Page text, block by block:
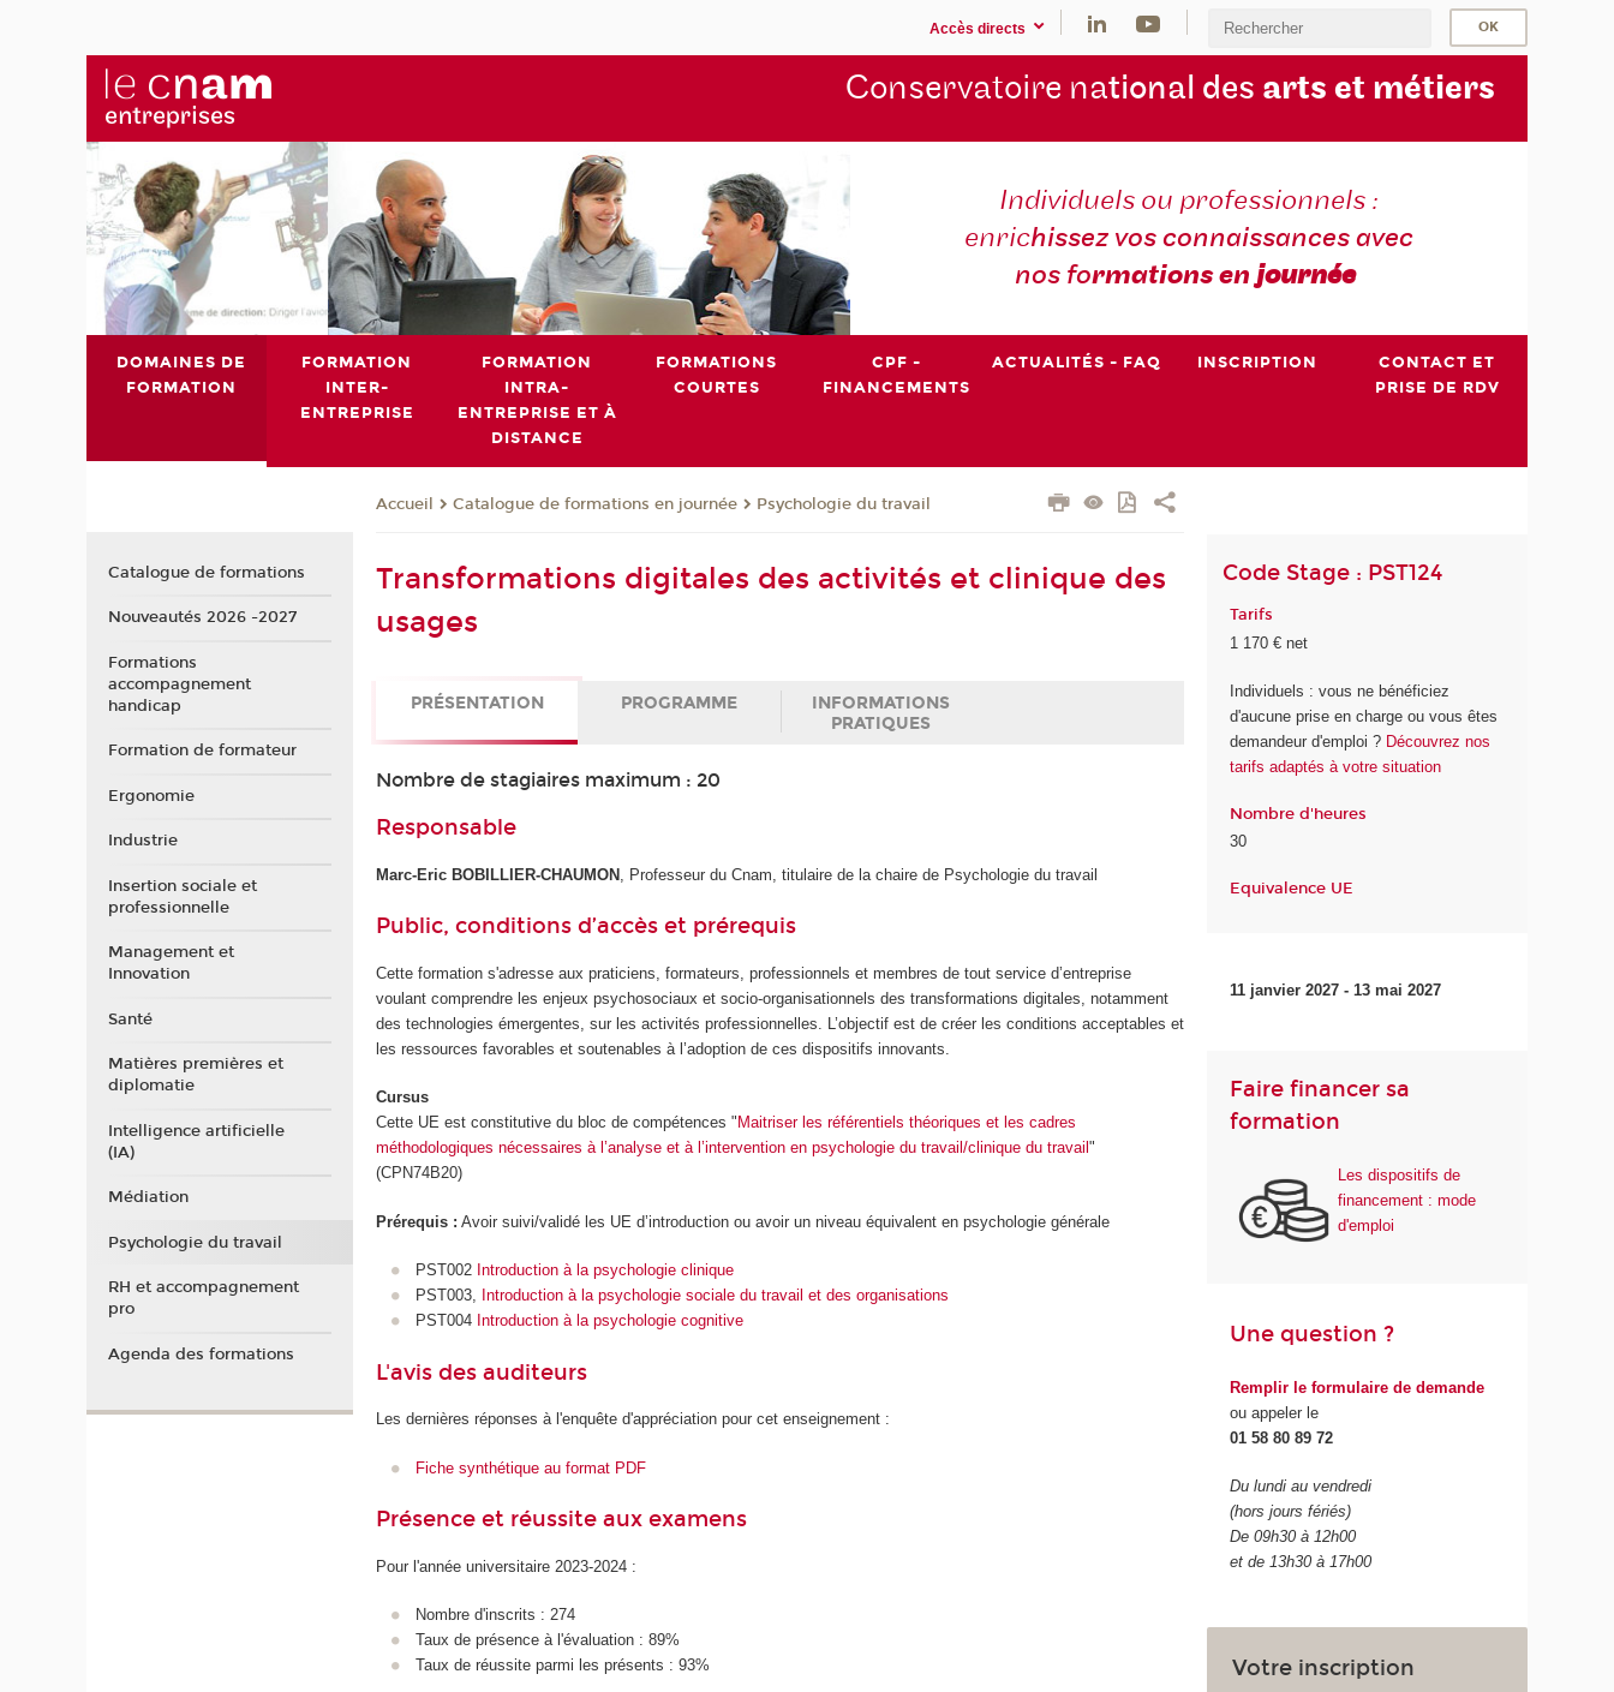
Accès directs
Conservatoire national des arts et métiers
Individuels ou professionnels :
enrichissez vos connaissances avec
nos formations enjournée
DOMAINES DE
FORMATION
FORMATION
INTER-
ENTREPRISE
FORMATION
INTRA-
ENTREPRISE ET À
DISTANCE
FORMATIONS
COURTES
CPF -
FINANCEMENTS
ACTUALITÉS - FAQ INSCRIPTION
CONTACT ET
PRISE DE RDV
Accueil Catalogue de formations en journée Psychologie du travail
Transformations digitales des activités et clinique des
usages
PRÉSENTATION PROGRAMME
INFORMATIONS
PRATIQUES
Nombre de stagiaires maximum : 20
Responsable
Marc-Eric BOBILLIER-CHAUMON , Professeur du Cnam, titulaire de la chaire de Psychologie du travail
Public, conditions d’accès et prérequis
Cette formation s'adresse aux praticiens, formateurs, professionnels et membres de tout service d’entreprise
voulant comprendre les enjeux psychosociaux et socio-organisationnels des transformations digitales, notamment
des technologies émergentes, sur les activités professionnelles. L’objectif est de créer les conditions acceptables et
les ressources favorables et soutenables à l’adoption de ces dispositifs innovants.
Cursus
Cette UE est constitutive du bloc de compétences " Maitriser les référentiels théoriques et les cadres
méthodologiques nécessaires à l’analyse et à l’intervention en psychologie du travail/clinique du travail"
(CPN74B20)
Prérequis : Avoir suivi/validé les UE d’introduction ou avoir un niveau équivalent en psychologie générale
PST002 Introduction à la psychologie clinique
PST003, Introduction à la psychologie sociale du travail et des organisations
PST004 Introduction à la psychologie cognitive
L'avis des auditeurs
Les dernières réponses à l'enquête d'appréciation pour cet enseignement :
Fiche synthétique au format PDF
Présence et réussite aux examens
Pour l'année universitaire 2023-2024 :
Nombre d'inscrits : 274
Taux de présence à l'évaluation : 89%
Taux de réussite parmi les présents : 93%
Code Stage : PST124
Tarifs
1 170 € net
Individuels : vous ne bénéficiez
d'aucune prise en charge ou vous êtes
demandeur d'emploi ? Découvrez nos
tarifs adaptés à votre situation
Nombre d'heures
30
Equivalence UE
11 janvier 2027 - 13 mai 2027
Faire financer sa
formation
Les dispositifs de
financement : mode
d'emploi
Une question ?
Remplir le formulaire de demande
ou appeler le
01 58 80 89 72
Du lundi au vendredi
(hors jours fériés)
De 09h30 à 12h00
et de 13h30 à 17h00
Votre inscription
Catalogue de formations
Nouveautés 2026 -2027
Formations
accompagnement
handicap
Formation de formateur
Ergonomie
Industrie
Insertion sociale et
professionnelle
Management et
Innovation
Santé
Matières premières et
diplomatie
Intelligence artificielle
(IA)
Médiation
Psychologie du travail
RH et accompagnement
pro
Agenda des formations